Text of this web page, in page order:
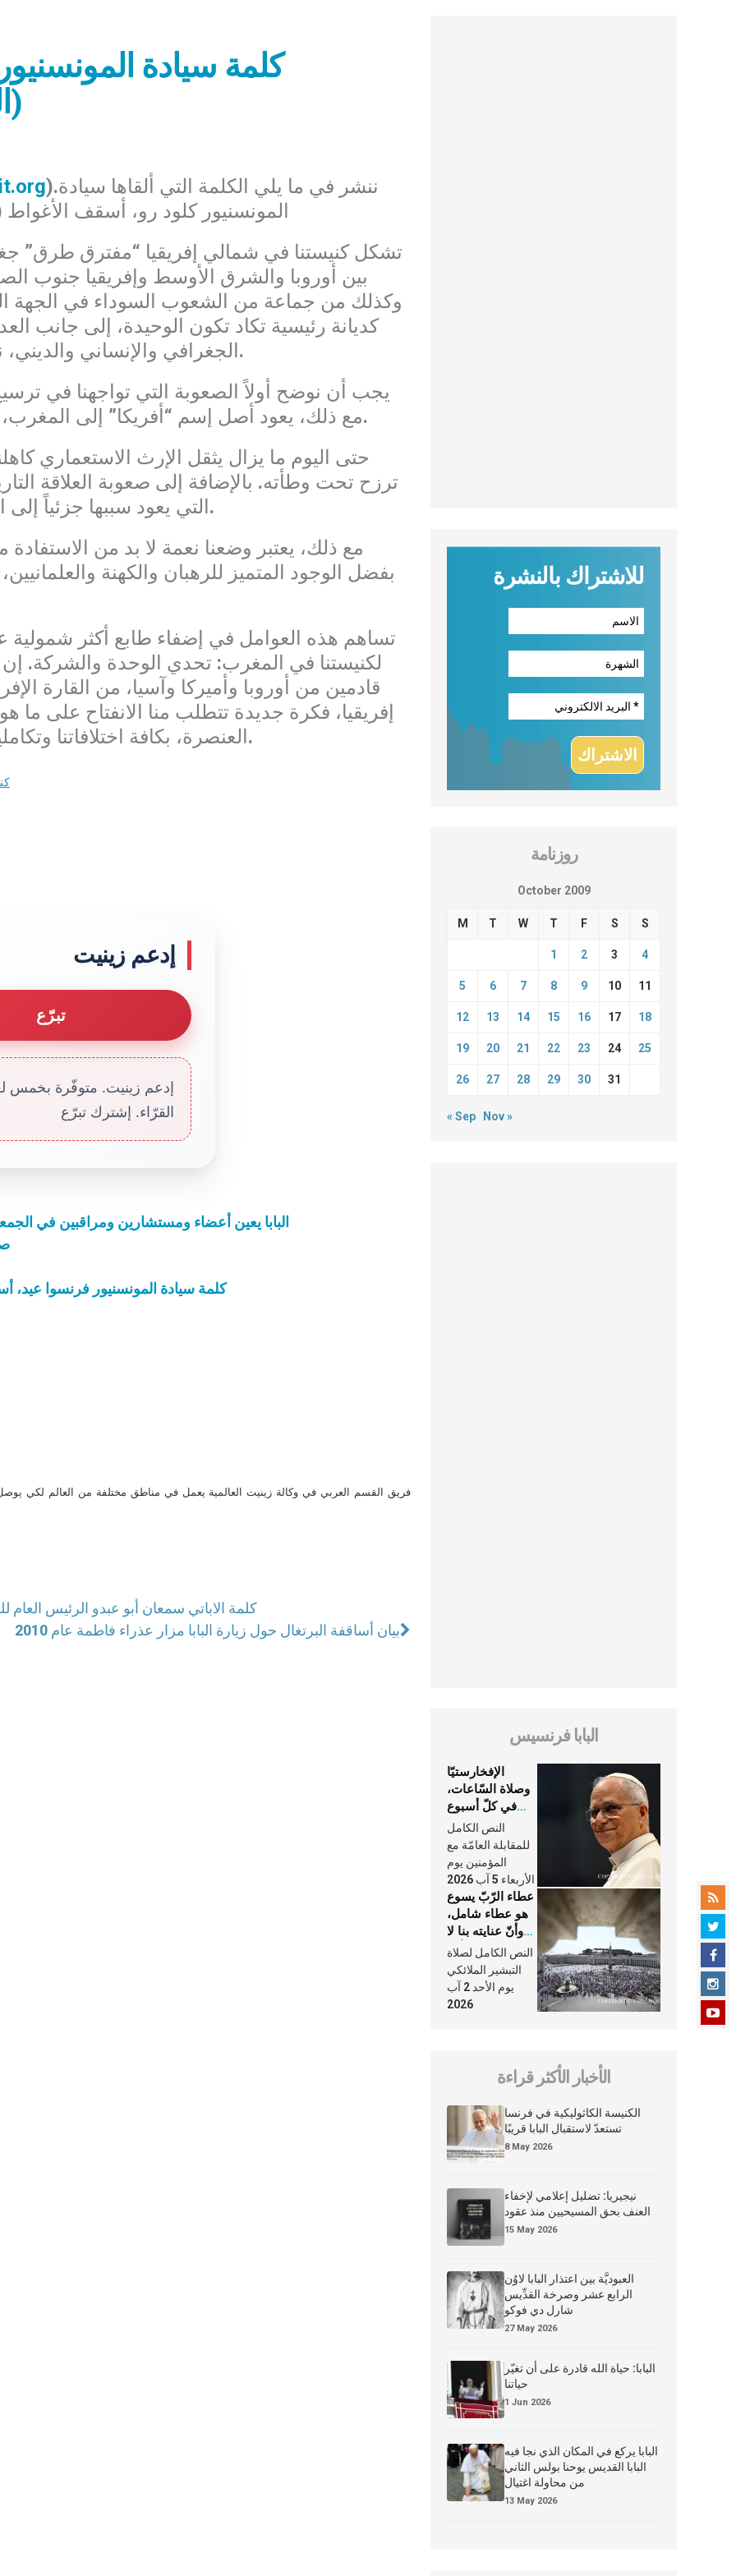
كلمة سيادة
).ننشر في ما يلي الكلمة التي ألقاها سيادة
المونسنيور كلود رو، أسقف
تشكل كنيستنا في شمالي إفريقيا “مفترق طرق”
بين أوروبا والشرق الأوسط وإفريقيا جنوب
وكذلك من جماعة من الشعوب السوداء في الجهة
كديانة رئيسية تكاد تكون الوحيدة، إلى جانب
الجغرافي والإنساني والديني، نعيش كمسيحيين دعوتنا للتلاقي والحوار.
مع ذلك، يعود أصل إسم “أفريكا” إلى المغرب، من “إفريقيا”، بلاد القديس أغسطينوس.
ترزح تحت وطأته. بالإضافة إلى صعوبة العلاقة
التي يعود سببها جزئياً إلى الاسترقاق الذي لم يكن فقط واقعاً غربياً.
بفضل الوجود المتميز للرهبان والكهنة
تساهم هذه العوامل في إضفاء طابع أكثر شمولية
لكنيستنا في المغرب: تحدي الوحدة والشركة.
قادمين من أوروبا وأميركا وآسيا، من القارة
إفريقيا، فكرة جديدة تتطلب منا الانفتاح على ما
العنصرة، بكافة اختلافاتنا وتكاملياتنا على الرغم من ضعفنا كرجال ونساء.
إدعم زينيت
تبرّع
إدعم زينيت. متوفّرة بخمس
القرّاء. إشترك تبرّع
البابا يعين أعضاء ومستشارين ومراقبين في
كلمة سيادة المونسنيور فرنسوا
فريق القسم العربي في وكالة زينيت العالمية يعمل في مناطق مختلفة من العالم لكي
كلمة الاباتي سمعان أبو عبدو الرئيس العام
بيان أساقفة البرتغال حول زيارة البابا مزار عذراء فاطمة عام 2010
للاشتراك بالنشرة
روزنامة
October 2009
M T W T F S S
1 2 3 4
5 6 7 8 9 10 11
12 13 14 15 16 17 18
19 20 21 22 23 24 25
26 27 28 29 30 31
« Sep Nov »
البابا فرنسيس
الإفخارستيّا
وصلاة السّاعات،
في كلّ أسبوع
وكلّ يوم، هما
النَّفَس في حياة
الكنيسة
النص الكامل
للمقابلة العامّة مع
المؤمنين يوم
الأربعاء 5 آب 2026
عطاء الرّبّ يسوع
هو عطاء شامل،
وأنّ عنايته بنا لا
تغيب عنّا أبدًا
النص الكامل لصلاة
التبشير الملائكي
يوم الأحد 2 آب
2026
الأخبار الأكثر قراءة
الكنيسة الكاثوليكية في فرنسا
تستعدّ لاستقبال البابا قريبًا
8 May 2026
نيجيريا: تضليل إعلامي لإخفاء
العنف بحق المسيحيين منذ عقود
15 May 2026
العبوديَّة بين اعتذار البابا لاوُن
الرابع عشر وصرخة القدِّيس
شارل دي فوكو
27 May 2026
البابا: حياة الله قادرة على أن تغيّر
حياتنا
1 Jun 2026
البابا يركع في المكان الذي نجا فيه
البابا القديس يوحنا بولس الثاني
من محاولة اغتيال
13 May 2026